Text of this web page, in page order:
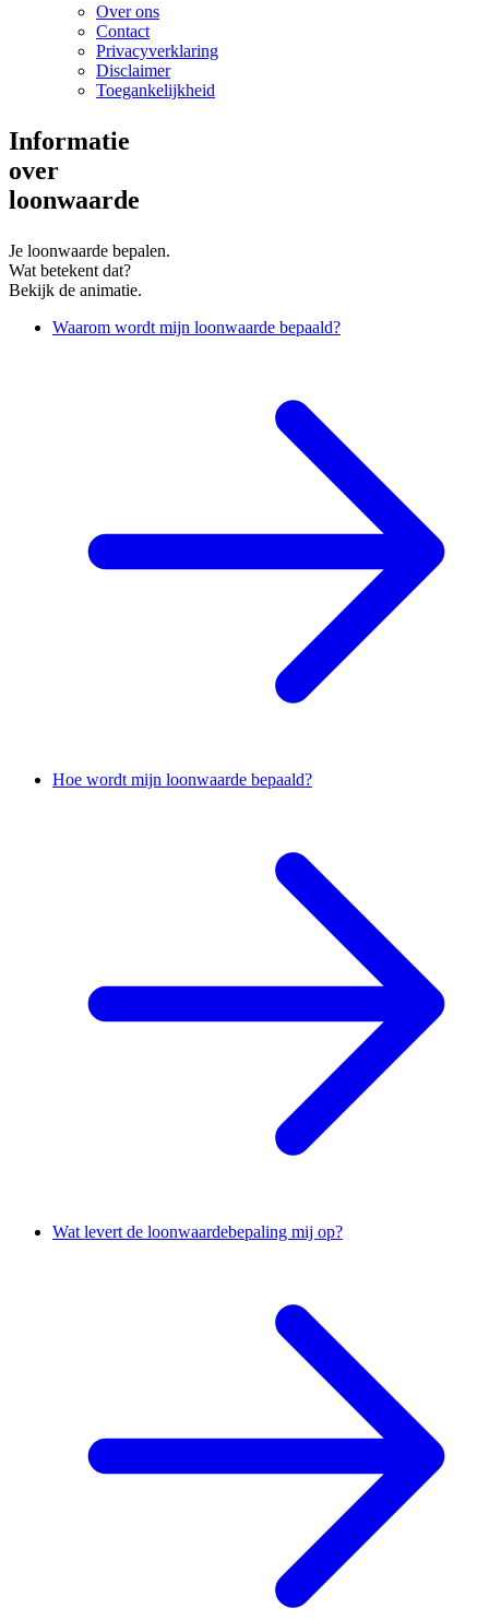
Over ons
Contact
Privacyverklaring
Disclaimer
Toegankelijkheid
Informatie
over
loonwaarde
Je loonwaarde bepalen.
Wat betekent dat?
Bekijk de animatie.
Waarom wordt mijn loonwaarde bepaald?
Hoe wordt mijn loonwaarde bepaald?
Wat levert de loonwaardebepaling mij op?